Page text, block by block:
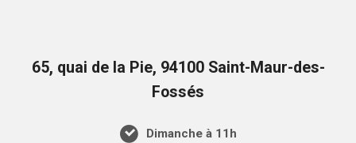
65, quai de la Pie, 94100 Saint-Maur-des-
Fossés
Dimanche à 11h